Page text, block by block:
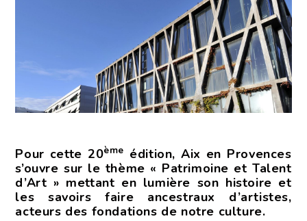
Pour cette 20ème édition, Aix en Provences
s’ouvre sur le thème « Patrimoine et Talent
d’Art » mettant en lumière son histoire et
les savoirs faire ancestraux d’artistes,
acteurs des fondations de notre culture.